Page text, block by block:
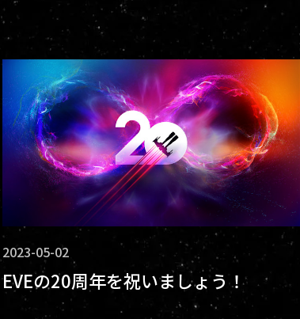
2023-05-02
EVEの20周年を祝いましょう！